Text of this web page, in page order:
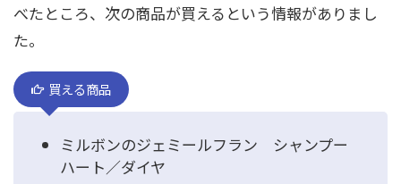
べたところ、次の商品が買えるという情報がありまし
た。
買える商品
ミルボンのジェミールフラン シャンプー
ハート／ダイヤ